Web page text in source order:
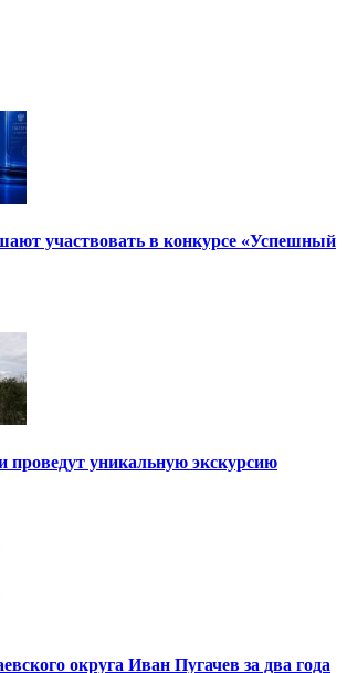
участвовать в конкурсе «Успешный
проведут уникальную экскурсию
округа Иван Пугачев за два года